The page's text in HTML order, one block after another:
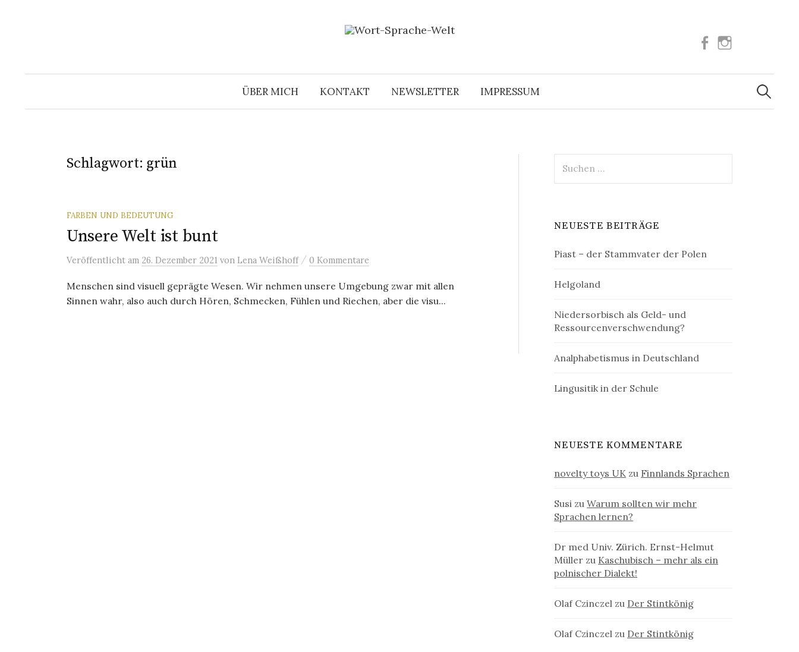
Facebook
ÜBER MICH KONTAKT NEWSLETTER IMPRESSUM
Suchen
nach:
Schlagwort: grün
FARBEN UND BEDEUTUNG
Unsere Welt ist bunt
Veröffentlicht am 26. Dezember 2021 von Lena Weißhoff / 0 Kommentare
Menschen sind visuell geprägte Wesen. Wir nehmen unsere Umgebung zwar mit allen
Sinnen wahr, also auch durch Hören, Schmecken, Fühlen und Riechen, aber die visu...
nach:
NEUESTE BEITRÄGE
Piast – der Stammvater der Polen
Helgoland
Niedersorbisch als Geld- und
Ressourcenverschwendung?
Analphabetismus in Deutschland
Lingusitik in der Schule
NEUESTE KOMMENTARE
novelty toys UK zu Finnlands Sprachen
Susi zuWarum sollten wir mehr
Sprachen lernen?
Dr med Univ. Zürich. Ernst-Helmut
Müller zu Kaschubisch – mehr als ein
polnischer Dialekt!
Olaf Czinczel zu Der Stintkönig
Olaf Czinczel zu Der Stintkönig